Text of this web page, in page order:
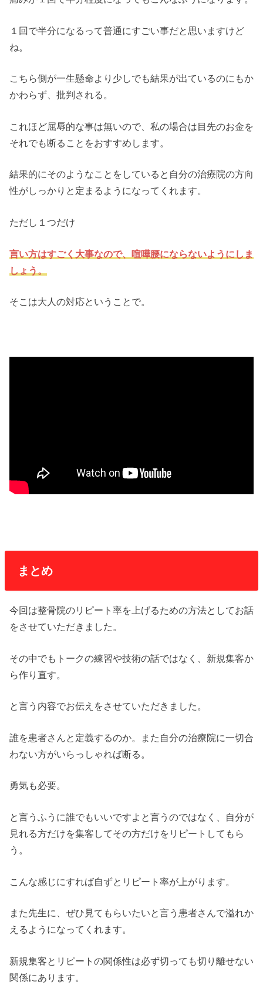
１回で半分になるって普通にすごい事だと思いますけど
ね。
こちら側が一生懸命より少しでも結果が出ているのにもか
かわらず、批判される。
これほど屈辱的な事は無いので、私の場合は目先のお金を
それでも断ることをおすすめします。
結果的にそのようなことをしていると自分の治療院の方向
性がしっかりと定まるようになってくれます。
ただし１つだけ
言い方はすごく大事なので、喧嘩腰にならないようにしま
しょう。
そこは大人の対応ということで。
まとめ
今回は整骨院のリピート率を上げるための方法としてお話
をさせていただきました。
その中でもトークの練習や技術の話ではなく、新規集客か
ら作り直す。
と言う内容でお伝えをさせていただきました。
誰を患者さんと定義するのか。また自分の治療院に一切合
わない方がいらっしゃれば断る。
勇気も必要。
と言うふうに誰でもいいですよと言うのではなく、自分が
見れる方だけを集客してその方だけをリピートしてもら
う。
こんな感じにすれば自ずとリピート率が上がります。
また先生に、ぜひ見てもらいたいと言う患者さんで溢れか
えるようになってくれます。
新規集客とリピートの関係性は必ず切っても切り離せない
関係にあります。